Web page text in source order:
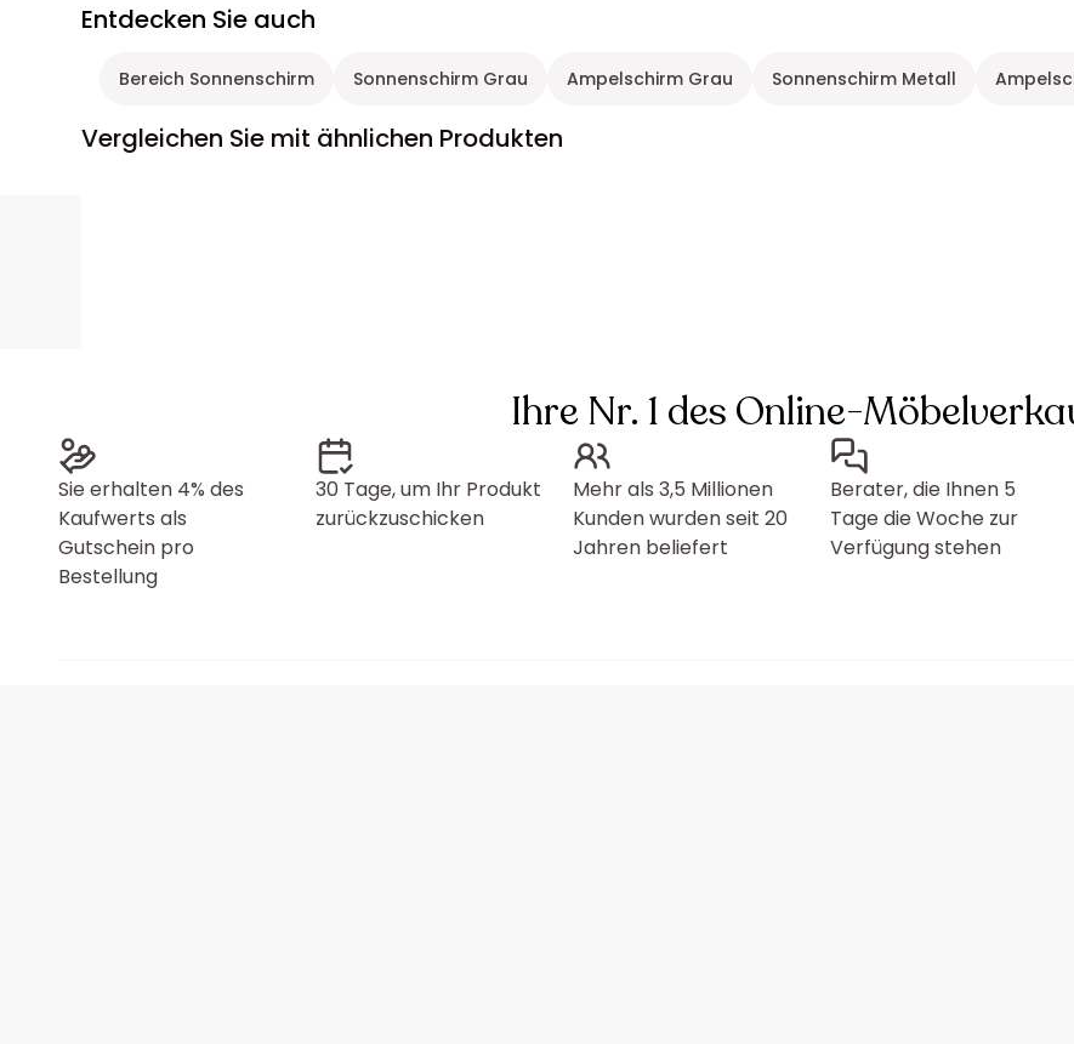
Entdecken Sie auch
Bereich Sonnenschirm Sonnenschirm Grau Ampelschirm Grau Sonnenschirm Metall
Vergleichen Sie mit ähnlichen Produkten
Ihre Nr. 1 des Online-
Sie erhalten 4% des
Kaufwerts als
Gutschein pro
Bestellung
30 Tage, um Ihr Produkt
zurückzuschicken
Mehr als 3,5 Millionen
Kunden wurden seit 20
Jahren beliefert
Berater, die Ihnen 5
Tage die Woche zur
Verfügung stehen